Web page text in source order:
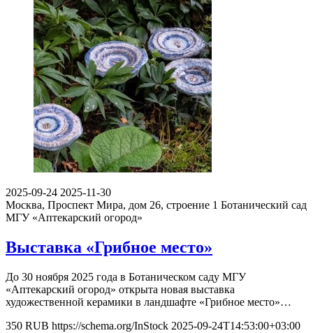
2025-09-24 2025-11-30
Москва, Проспект Мира, дом 26, строение 1 Ботанический сад
МГУ «Аптекарский огород»
Выставка «Грибное место»
До 30 ноября 2025 года в Ботаническом саду МГУ
«Аптекарский огород» открыта новая выставка
художественной керамики в ландшафте «Грибное место»…
350 RUB https://schema.org/InStock 2025-09-24T14:53:00+03:00